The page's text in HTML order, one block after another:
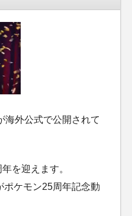
海外公式で公開されて
を迎えます。
ポケモン25周年記念動